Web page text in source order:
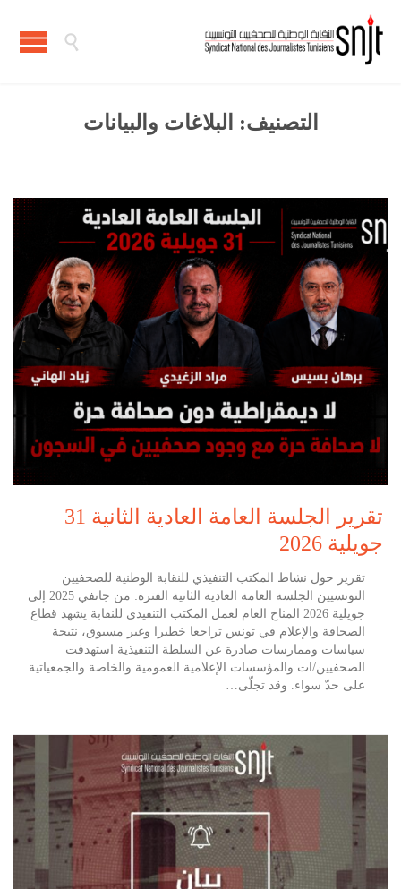

التصنيف: البلاغات والبيانات
تقرير الجلسة العامة العادية الثانية 31
جويلية 2026
تقرير حول نشاط المكتب التنفيذي للنقابة الوطنية للصحفيين
التونسيين الجلسة العامة العادية الثانية الفترة: من جانفي 2025 إلى
جويلية 2026 المناخ العام لعمل المكتب التنفيذي للنقابة يشهد قطاع
الصحافة والإعلام في تونس تراجعا خطيرا وغير مسبوق، نتيجة
سياسات وممارسات صادرة عن السلطة التنفيذية استهدفت
الصحفيين/ات والمؤسسات الإعلامية العمومية والخاصة والجمعياتية
على حدّ سواء. وقد تجلّى…